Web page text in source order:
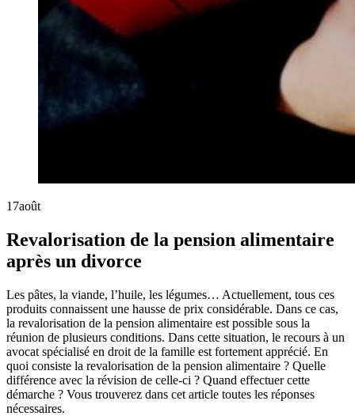
17août
Revalorisation de la pension alimentaire
après un divorce
Les pâtes, la viande, l’huile, les légumes… Actuellement, tous ces
produits connaissent une hausse de prix considérable. Dans ce cas,
la revalorisation de la pension alimentaire est possible sous la
réunion de plusieurs conditions. Dans cette situation, le recours à un
avocat spécialisé en droit de la famille est fortement apprécié. En
quoi consiste la revalorisation de la pension alimentaire ? Quelle
différence avec la révision de celle-ci ? Quand effectuer cette
démarche ? Vous trouverez dans cet article toutes les réponses
nécessaires.